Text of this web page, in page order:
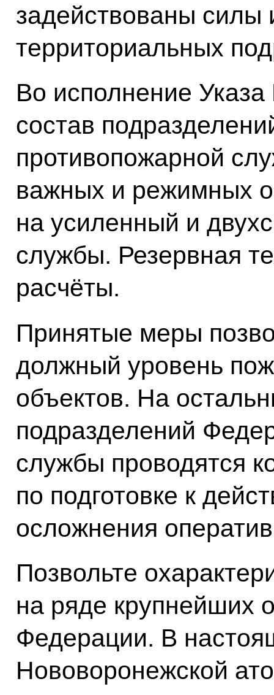
задействованы
территориальных
Во исполнение
состав
противопожарной
важных и режимных
на усиленный и
службы. Резервная
расчёты.
Принятые меры
должный уровень
объектов. На
подразделений
службы проводятся
по подготовке к
осложнения
Позвольте
на ряде крупнейших
Федерации. В
Нововоронежской